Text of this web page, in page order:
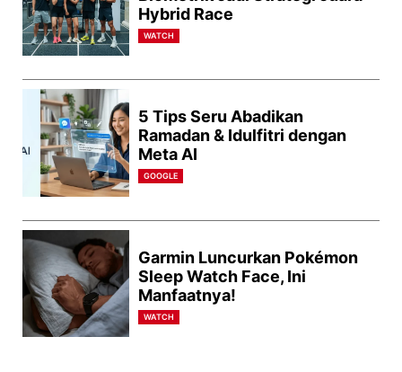
Hybrid Race
WATCH
5 Tips Seru Abadikan
Ramadan & Idulfitri dengan
Meta AI
GOOGLE
Garmin Luncurkan Pokémon
Sleep Watch Face, Ini
Manfaatnya!
WATCH